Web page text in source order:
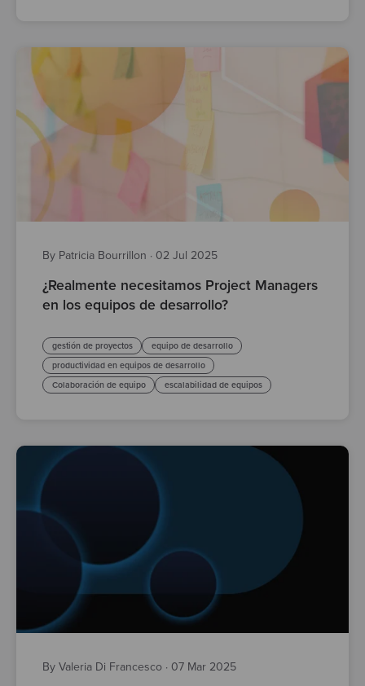
By Patricia Bourrillon · 02 Jul 2025
¿Realmente necesitamos Project Managers
en los equipos de desarrollo?
gestión de proyectos
equipo de desarrollo
productividad en equipos de desarrollo
Colaboración de equipo
escalabilidad de equipos
By Valeria Di Francesco · 07 Mar 2025